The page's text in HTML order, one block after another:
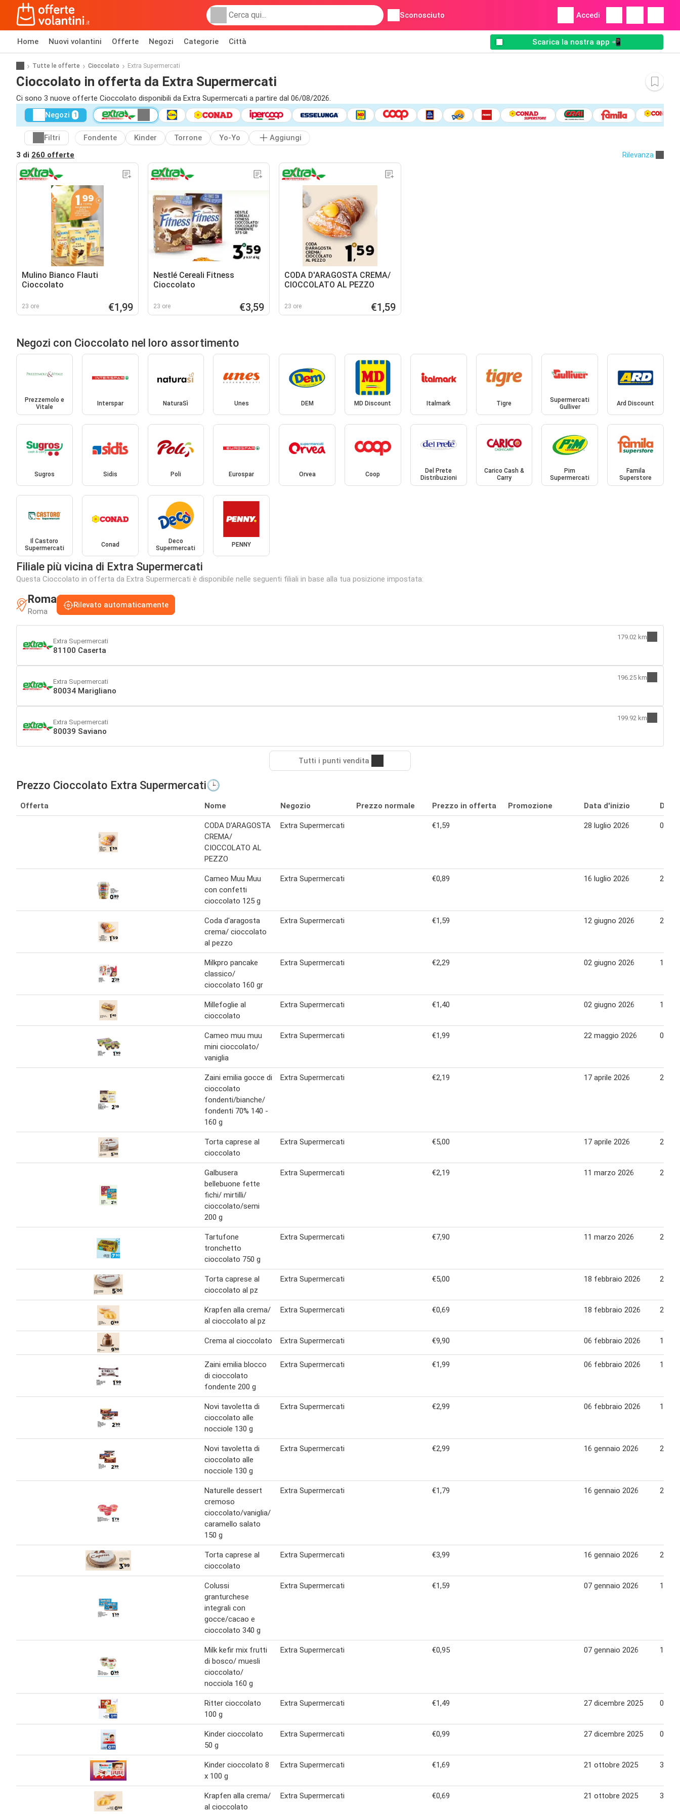
Sconosciuto Accedi
Home Nuovi volantini Offerte Negozi Categorie Città Scarica la nostra app 📲
Tutte le offerte Cioccolato Extra Supermercati
Cioccolato in offerta da Extra Supermercati
Ci sono 3 nuove offerte Cioccolato disponibili da Extra Supermercati a partire dal 06/08/2026.
Negozi 1
Filtri Fondente Kinder Torrone Yo-Yo
Aggiungi
3 di 260 offerte Rilevanza
Mulino Bianco Flauti
Cioccolato
23 ore €1,99
Nestlé Cereali Fitness
Cioccolato
23 ore €3,59
CODA D'ARAGOSTA CREMA/
CIOCCOLATO AL PEZZO
23 ore €1,59
Negozi con Cioccolato nel loro assortimento
Prezzemolo e
Vitale
Interspar NaturaSì Unes DEM MD Discount Italmark Tigre
Supermercati
Gulliver
Ard Discount
Sugros Sidis Poli Eurospar Orvea Coop
Del Prete
Distribuzioni
Carico Cash &
Carry
Pim
Supermercati
Famila
Superstore
Il Castoro
Supermercati
Conad
Deco
Supermercati
PENNY
Filiale più vicina di Extra Supermercati
Questa Cioccolato in offerta da Extra Supermercati è disponibile nelle seguenti filiali in base alla tua posizione impostata:
Roma
Roma
Rilevato automaticamente
Extra Supermercati
81100 Caserta
179.02 km
Extra Supermercati
80034 Marigliano
196.25 km
Extra Supermercati
80039 Saviano
199.92 km
Tutti i punti vendita
Prezzo Cioccolato Extra Supermercati🕒
Offerta Nome Negozio Prezzo normale Prezzo in offerta Promozione Data d'inizio Data
CODA D'ARAGOSTA
CREMA/
CIOCCOLATO AL
PEZZO
Extra Supermercati €1,59 28 luglio 2026 06
Cameo Muu Muu
con confetti
cioccolato 125 g
Extra Supermercati €0,89 16 luglio 2026 27
Coda d'aragosta
crema/ cioccolato
al pezzo
Extra Supermercati €1,59 12 giugno 2026 21
Milkpro pancake
classico/
cioccolato 160 gr
Extra Supermercati €2,29 02 giugno 2026 11
Millefoglie al
cioccolato
Extra Supermercati €1,40 02 giugno 2026 11
Cameo muu muu
mini cioccolato/
vaniglia
Extra Supermercati €1,99 22 maggio 2026 01
Zaini emilia gocce di
cioccolato
fondenti/bianche/
fondenti 70% 140 -
160 g
Extra Supermercati €2,19 17 aprile 2026 28
Torta caprese al
cioccolato
Extra Supermercati €5,00 17 aprile 2026 28
Galbusera
bellebuone fette
fichi/ mirtilli/
cioccolato/semi
200 g
Extra Supermercati €2,19 11 marzo 2026 23
Tartufone
tronchetto
cioccolato 750 g
Extra Supermercati €7,90 11 marzo 2026 23
Torta caprese al
cioccolato al pz
Extra Supermercati €5,00 18 febbraio 2026 26
Krapfen alla crema/
al cioccolato al pz
Extra Supermercati €0,69 18 febbraio 2026 26
Crema al cioccolato Extra Supermercati €9,90 06 febbraio 2026 17
Zaini emilia blocco
di cioccolato
fondente 200 g
Extra Supermercati €1,99 06 febbraio 2026 17
Novi tavoletta di
cioccolato alle
nocciole 130 g
Extra Supermercati €2,99 06 febbraio 2026 17
Novi tavoletta di
cioccolato alle
nocciole 130 g
Extra Supermercati €2,99 16 gennaio 2026 26
Naturelle dessert
cremoso
cioccolato/vaniglia/
caramello salato
150 g
Extra Supermercati €1,79 16 gennaio 2026 26
Torta caprese al
cioccolato
Extra Supermercati €3,99 16 gennaio 2026 26
Colussi
granturchese
integrali con
gocce/cacao e
cioccolato 340 g
Extra Supermercati €1,59 07 gennaio 2026 15
Milk kefir mix frutti
di bosco/ muesli
cioccolato/
nocciola 160 g
Extra Supermercati €0,95 07 gennaio 2026 15
Ritter cioccolato
100 g
Extra Supermercati €1,49 27 dicembre 2025 06
Kinder cioccolato
50 g
Extra Supermercati €0,99 27 dicembre 2025 06
Kinder cioccolato 8
x 100 g
Extra Supermercati €1,69 21 ottobre 2025 30
Krapfen alla crema/
al cioccolato
Extra Supermercati €0,69 21 ottobre 2025 30